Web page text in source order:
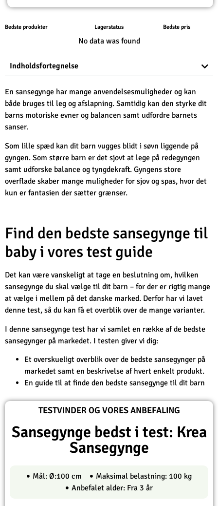
Bedste produkter Lagerstatus Bedste pris
No data was found
Indholdsfortegnelse
En sansegynge har mange anvendelsesmuligheder og kan
både bruges til leg og afslapning. Samtidig kan den styrke dit
barns motoriske evner og balancen samt udfordre barnets
sanser.
Som lille spæd kan dit barn vugges blidt i søvn liggende på
gyngen. Som større barn er det sjovt at lege på redegyngen
samt udforske balance og tyngdekraft. Gyngens store
overflade skaber mange muligheder for sjov og spas, hvor det
kun er fantasien der sætter grænser.
Find den bedste sansegynge til
baby i vores test guide
Det kan være vanskeligt at tage en beslutning om, hvilken
sansegynge du skal vælge til dit barn – for der er rigtig mange
at vælge i mellem på det danske marked. Derfor har vi lavet
denne test, så du kan få et overblik over de mange varianter.
I denne sansegynge test har vi samlet en række af de bedste
sansegynger på markedet. I testen giver vi dig:
Et overskueligt overblik over de bedste sansegynger på
markedet samt en beskrivelse af hvert enkelt produkt.
En guide til at finde den bedste sansegynge til dit barn
TESTVINDER OG VORES ANBEFALING
Sansegynge bedst i test: Krea
Sansegynge
Mål: Ø:100 cm
Maksimal belastning: 100 kg
Anbefalet alder: Fra 3 år